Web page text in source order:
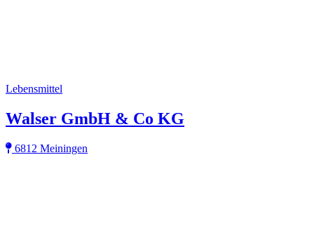
Lebensmittel
Walser GmbH & Co KG
6812 Meiningen